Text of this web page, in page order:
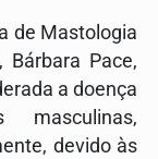
de Mastologia
Bárbara Pace,
a doença
devido às